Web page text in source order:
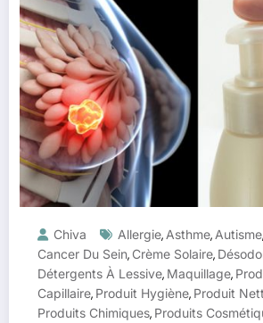
Chiva Allergie, Asthme, Autisme,
Cancer Du Sein, Crème Solaire,
Détergents À Lessive, Maquillage,
Capillaire, Produit Hygiène, Produit
Produits Chimiques, Produits